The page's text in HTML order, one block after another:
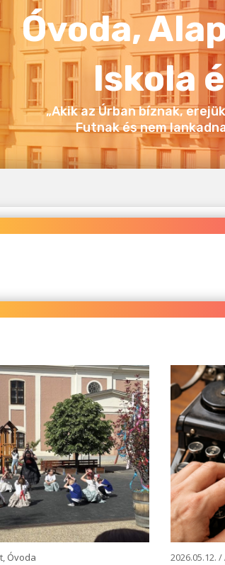
Óvoda,
Iskola
„Akik az Úrban bíznak,
Futnak és nem
, Óvoda 2026.05.12. /